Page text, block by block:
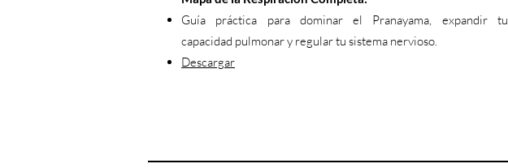
Guía práctica para dominar el Pranayama, expandir tu
capacidad pulmonar y regular tu sistema nervioso.
Descargar